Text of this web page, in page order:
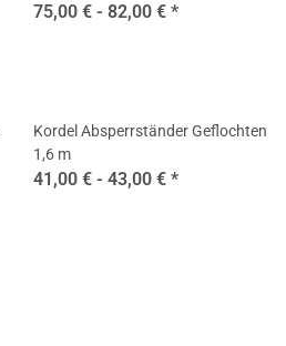
75,00 € - 82,00 € *
Kordel Absperrständer Geflochten
1,6 m
41,00 € - 43,00 € *